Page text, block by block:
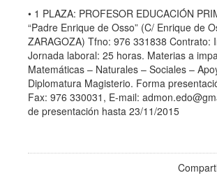
• 1 PLAZA: PROFESOR EDUCACIÓN
“Padre Enrique de Osso” (C/ Enrique de
ZARAGOZA) Tfno: 976 331838 Contrato:
Jornada laboral: 25 horas. Materias a
Matemáticas – Naturales – Sociales –
Diplomatura Magisterio. Forma
Fax: 976 330031, E-mail:
de presentación hasta 23/11/2015